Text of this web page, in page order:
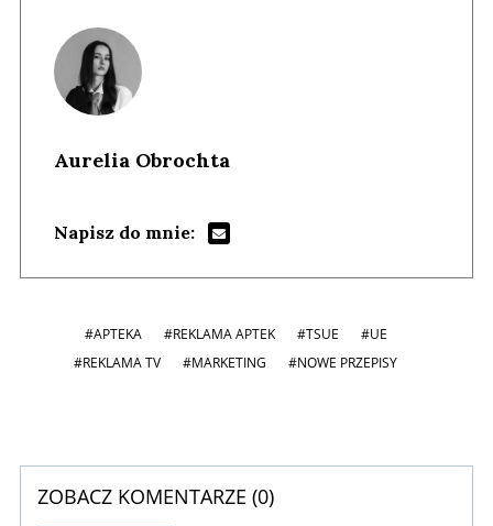
Aurelia Obrochta
Napisz do mnie:
#APTEKA #REKLAMA APTEK #TSUE
#UE
#REKLAMA TV
#MARKETING #NOWE PRZEPISY
ZOBACZ KOMENTARZE (0)